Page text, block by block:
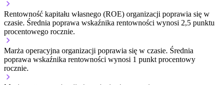
Rentowność kapitału własnego (ROE) organizacji poprawia się w
czasie. Średnia poprawa wskaźnika rentowności wynosi 2,5 punktu
procentowego rocznie.
Marża operacyjna organizacji poprawia się w czasie. Średnia
poprawa wskaźnika rentowności wynosi 1 punkt procentowy
rocznie.